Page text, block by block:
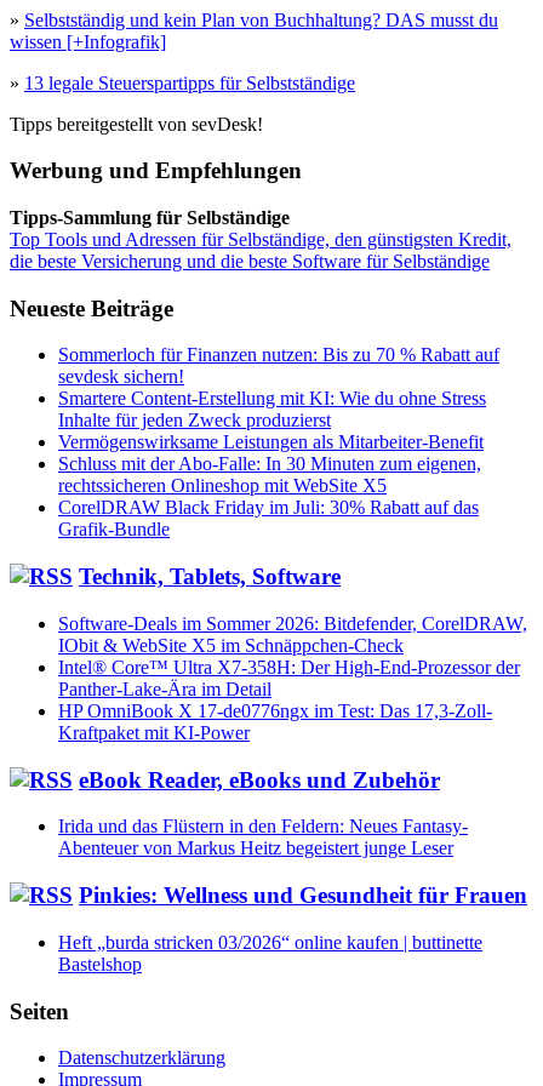
» Selbstständig und kein Plan von Buchhaltung? DAS musst du
wissen [+Infografik]
» 13 legale Steuerspartipps für Selbstständige
Tipps bereitgestellt von sevDesk!
Werbung und Empfehlungen
Tipps-Sammlung für Selbständige
Top Tools und Adressen für Selbständige, den günstigsten Kredit,
die beste Versicherung und die beste Software für Selbständige
Neueste Beiträge
Sommerloch für Finanzen nutzen: Bis zu 70 % Rabatt auf
sevdesk sichern!
Smartere Content-Erstellung mit KI: Wie du ohne Stress
Inhalte für jeden Zweck produzierst
Vermögenswirksame Leistungen als Mitarbeiter-Benefit
Schluss mit der Abo-Falle: In 30 Minuten zum eigenen,
rechtssicheren Onlineshop mit WebSite X5
CorelDRAW Black Friday im Juli: 30% Rabatt auf das
Grafik-Bundle
Technik, Tablets, Software
Software-Deals im Sommer 2026: Bitdefender, CorelDRAW,
IObit & WebSite X5 im Schnäppchen-Check
Intel® Core™ Ultra X7-358H: Der High-End-Prozessor der
Panther-Lake-Ära im Detail
HP OmniBook X 17-de0776ngx im Test: Das 17,3-Zoll-
Kraftpaket mit KI-Power
eBook Reader, eBooks und Zubehör
Irida und das Flüstern in den Feldern: Neues Fantasy-
Abenteuer von Markus Heitz begeistert junge Leser
Pinkies: Wellness und Gesundheit für Frauen
Heft „burda stricken 03/2026“ online kaufen | buttinette
Bastelshop
Seiten
Datenschutzerklärung
Impressum